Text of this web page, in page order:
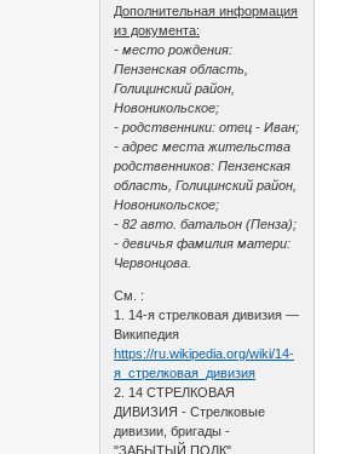
Дополнительная информация
из документа:
- место рождения:
Пензенская область,
Голицинский район,
Новоникольское;
- родственники: отец - Иван;
- адрес места жительства
родственников: Пензенская
область, Голицинский район,
Новоникольское;
- 82 авто. батальон (Пенза);
- девичья фамилия матери:
Червонцова.
См. :
1. 14-я стрелковая дивизия —
Википедия
https://ru.wikipedia.org/wiki/14-
я_стрелковая_дивизия
2. 14 СТРЕЛКОВАЯ
ДИВИЗИЯ - Стрелковые
дивизии, бригады -
"ЗАБЫТЫЙ ПОЛК"